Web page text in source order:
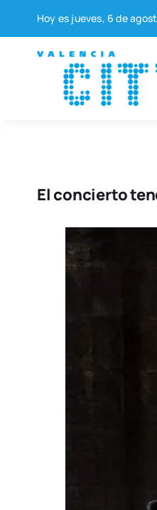
contenido
Hoy es jue­ves, 6 de
El concierto